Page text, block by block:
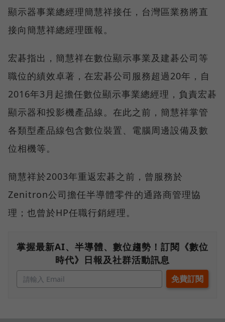
顯示器事業總經理簡慧祥接任，台灣區業務將直
接向簡慧祥總經理匯報。
宏碁指出，簡慧祥在數位顯示事業及建碁公司等
職位的績效卓著，在宏碁公司服務超過20年，自
2016年3月起擔任數位顯示事業總經理，負責宏碁
顯示器和投影機產品線。在此之前，簡慧祥掌管
各類型產品線包含數位裝置、電腦周邊設備及數
位相機等。
簡慧祥於2003年重返宏碁之前，曾服務於
Zenitron公司擔任半導體零件的通路商管理協
理；也曾於HP任職行銷經理。
掌握最新AI、半導體、數位趨勢！訂閱《數位
時代》日報及社群活動訊息